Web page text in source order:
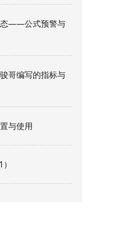
态——公式预警与
哥编写的指标与
与使用